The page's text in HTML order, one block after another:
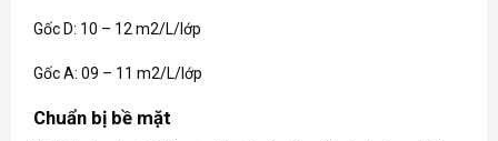
Gốc D: 10 – 12 m2/L/lớp
Gốc A: 09 – 11 m2/L/lớp
Chuẩn bị bề mặt